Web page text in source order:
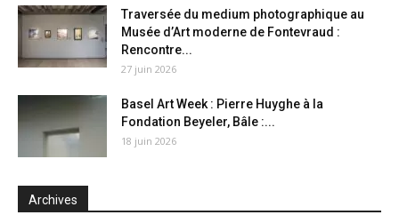
Traversée du medium photographique au
Musée d’Art moderne de Fontevraud :
Rencontre...
27 juin 2026
Basel Art Week : Pierre Huyghe à la
Fondation Beyeler, Bâle :...
18 juin 2026
Archives